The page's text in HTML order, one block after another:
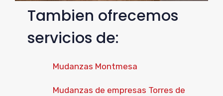
Tambien ofrecemos
servicios de:
Mudanzas Montmesa
Mudanzas de empresas Torres de